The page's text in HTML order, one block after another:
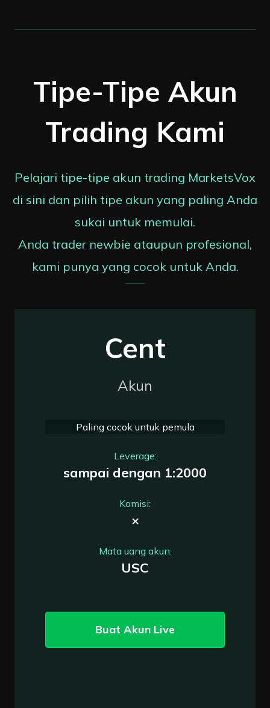
Tipe-Tipe Akun
Trading Kami
Pelajari tipe-tipe akun trading MarketsVox
di sini dan pilih tipe akun yang paling Anda
sukai untuk memulai.
Anda trader newbie ataupun profesional,
kami punya yang cocok untuk Anda.
Cent
Akun
Paling cocok untuk pemula
Leverage:
sampai dengan 1:2000
Komisi:
×
Mata uang akun:
USC
Buat Akun Live